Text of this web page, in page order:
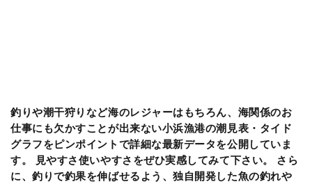
釣りや潮干狩りなど海のレジャーはもちろん、海関係のお
仕事にも欠かすことが出来ない小浜漁港の潮見表・タイド
グラフをピンポイントで詳細な最新データを公開していま
す。 見やすさ使いやすさをぜひ実感してみて下さい。 さら
に、釣りで釣果を伸ばせるよう、独自開発した魚の釣れや